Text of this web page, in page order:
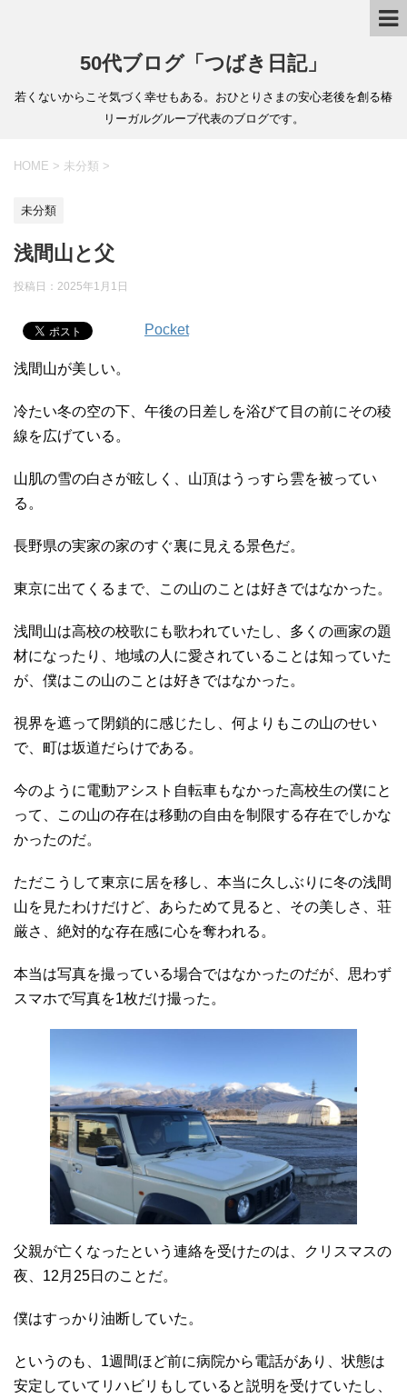
50代ブログ「つばき日記」
若くないからこそ気づく幸せもある。おひとりさまの安心老後を創る椿
リーガルグループ代表のブログです。
HOME > 未分類 >
未分類
浅間山と父
投稿日： 2025年1月1日
Pocket
浅間山が美しい。
冷たい冬の空の下、午後の日差しを浴びて目の前にその稜
線を広げている。
山肌の雪の白さが眩しく、山頂はうっすら雲を被ってい
る。
長野県の実家の家のすぐ裏に見える景色だ。
東京に出てくるまで、この山のことは好きではなかった。
浅間山は高校の校歌にも歌われていたし、多くの画家の題
材になったり、地域の人に愛されていることは知っていた
が、僕はこの山のことは好きではなかった。
視界を遮って閉鎖的に感じたし、何よりもこの山のせい
で、町は坂道だらけである。
今のように電動アシスト自転車もなかった高校生の僕にと
って、この山の存在は移動の自由を制限する存在でしかな
かったのだ。
ただこうして東京に居を移し、本当に久しぶりに冬の浅間
山を見たわけだけど、あらためて見ると、その美しさ、荘
厳さ、絶対的な存在感に心を奪われる。
本当は写真を撮っている場合ではなかったのだが、思わず
スマホで写真を1枚だけ撮った。
父親が亡くなったという連絡を受けたのは、クリスマスの
夜、12月25日のことだ。
僕はすっかり油断していた。
というのも、1週間ほど前に病院から電話があり、状態は
安定していてリハビリもしていると説明を受けていたし、